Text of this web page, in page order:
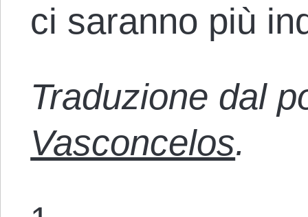
ci saranno più
Traduzione dal
Vasconcelos.